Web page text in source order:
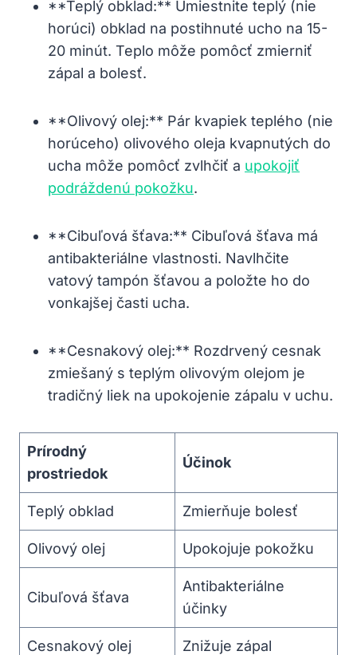
**Teplý obklad:** ​Umiestnite teplý (nie‍
horúci) obklad ‌na postihnuté‌ ucho na‍ 15-
20 minút. Teplo môže ⁣pomôcť ⁢zmierniť
⁤zápal‍ a bolesť.
**Olivový olej:** Pár kvapiek teplého (nie
horúceho) olivového‌ oleja kvapnutých do
ucha môže pomôcť⁢ zvlhčiť a upokojiť
podráždenú pokožku.
**Cibuľová šťava:** Cibuľová ⁢šťava má
antibakteriálne vlastnosti. Navlhčite
vatový tampón ​šťavou a ‌položte ‍ho⁢ do‍
vonkajšej⁢ časti⁢ ucha.
**Cesnakový olej:** Rozdrvený cesnak
zmiešaný s ⁣teplým olivovým ‌olejom ⁣je
tradičný liek na upokojenie⁣ zápalu v uchu.
Prírodný⁤
prostriedok
Účinok
Teplý obklad Zmierňuje bolesť
Olivový olej Upokojuje pokožku
Cibuľová šťava
Antibakteriálne
účinky
Cesnakový olej Znižuje zápal